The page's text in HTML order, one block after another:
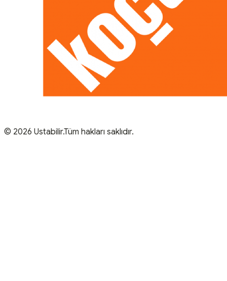
© 2026 Ustabilir.Tüm hakları saklıdır.